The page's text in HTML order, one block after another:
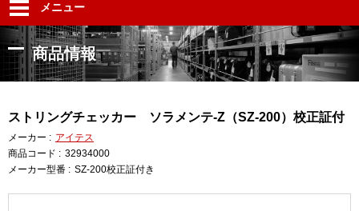
メニュー
商品情報
ストリングチェッカー ソラメンテ-Z（SZ-200）校正証付
メーカー : アイテス
商品コード : 32934000
メーカー型番 : SZ-200校正証付き